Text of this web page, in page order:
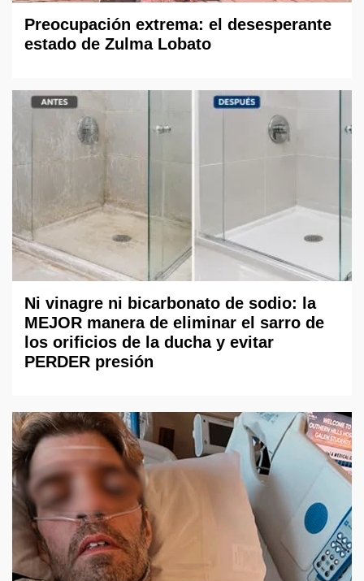
Preocupación extrema: el desesperante
estado de Zulma Lobato
Ni vinagre ni bicarbonato de sodio: la
MEJOR manera de eliminar el sarro de
los orificios de la ducha y evitar
PERDER presión